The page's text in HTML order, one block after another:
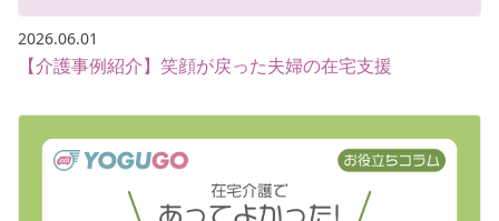
2026.06.01
【介護事例紹介】笑顔が戻った夫婦の在宅支援